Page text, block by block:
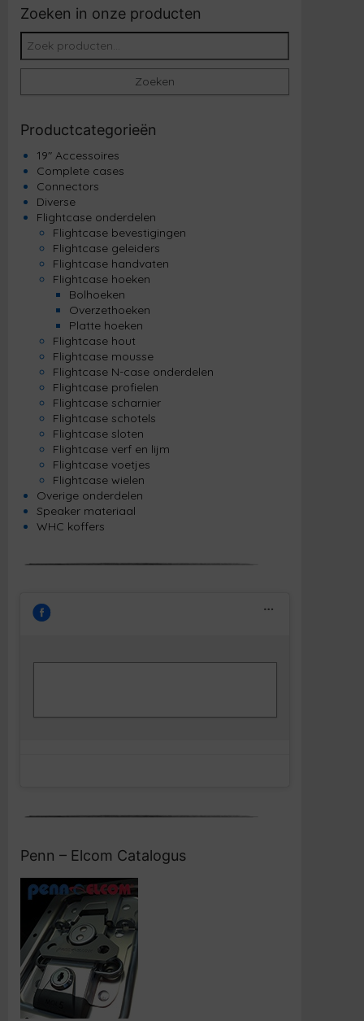
Zoeken in onze producten
Zoeken naar:
Zoeken
Productcategorieën
19" Accessoires
Complete cases
Connectors
Diverse
Flightcase onderdelen
Flightcase bevestigingen
Flightcase geleiders
Flightcase handvaten
Flightcase hoeken
Bolhoeken
Overzethoeken
Platte hoeken
Flightcase hout
Flightcase mousse
Flightcase N-case onderdelen
Flightcase profielen
Flightcase scharnier
Flightcase schotels
Flightcase sloten
Flightcase verf en lijm
Flightcase voetjes
Flightcase wielen
Overige onderdelen
Speaker materiaal
WHC koffers
Penn – Elcom Catalogus